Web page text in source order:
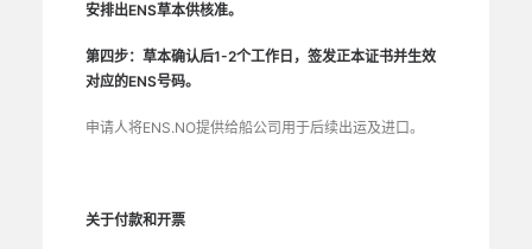
安排出ENS草本供核准。
第四步：草本确认后1-2个工作日，签发正本证书并生效
对应的ENS号码。
申请人将ENS.NO提供给船公司用于后续出运及进口。
关于付款和开票